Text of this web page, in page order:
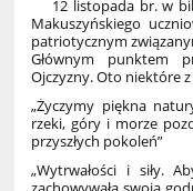
12 listopada br. w
Makuszyńskiego
patriotycznym
Głównym punktem
Ojczyzny. Oto niektóre z
„Życzymy piękna
rzeki, góry i morze
przyszłych pokoleń”
„Wytrwałości i siły.